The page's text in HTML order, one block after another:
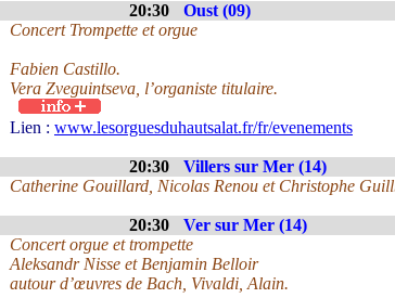
20:30 Oust (09)
Concert Trompette et orgue
Fabien Castillo.
Vera Zveguintseva, l’organiste titulaire.
Lien : www.lesorguesduhautsalat.fr/fr/evenements
20:30 Villers sur Mer (14)
Catherine Gouillard, Nicolas Renou et Christophe
20:30 Ver sur Mer (14)
Concert orgue et trompette
Aleksandr Nisse et Benjamin Belloir
autour d’œuvres de Bach, Vivaldi, Alain.